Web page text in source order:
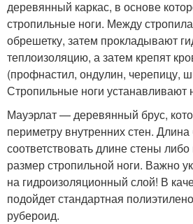
деревянный каркас, в основе
стропильные ноги. Между
обрешетку, затем прокладывают
теплоизоляцию, а затем крепят
(профнастил, ондулин, черепицу,
Стропильные ноги устанавливают
Мауэрлат — деревянный брус,
периметру внутренних стен.
соответствовать длине стены
размер стропильной ноги. Важно
на гидроизоляционный слой! В
подойдет стандартная
рубероид.